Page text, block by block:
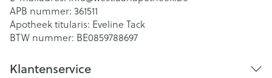
APB nummer: 361511
Apotheek titularis: Eveline Tack
BTW nummer: BE0859788697
Klantenservice